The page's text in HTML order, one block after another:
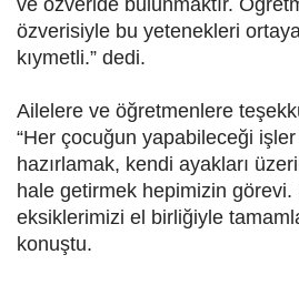
ve özveride bulunmaktır.
özverisiyle bu yetenekleri
kıymetli.” dedi.
Ailelere ve öğretmenlere
“Her çocuğun yapabileceği
hazırlamak, kendi ayakları
hale getirmek hepimizin görevi.
eksiklerimizi el birliğiyle
konuştu.